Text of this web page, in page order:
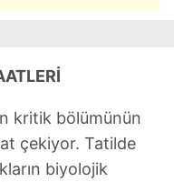
kritik bölümünün
çekiyor. Tatilde
biyolojik